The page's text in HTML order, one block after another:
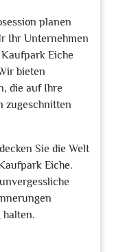
planen
Ihr Unternehmen
Eiche
bieten
die auf Ihre
zugeschnitten
Sie die Welt
Eiche.
halten.